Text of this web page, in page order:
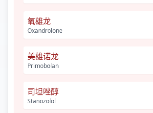
氧雄龙
Oxandrolone
美雄诺龙
Primobolan
司坦唑醇
Stanozolol